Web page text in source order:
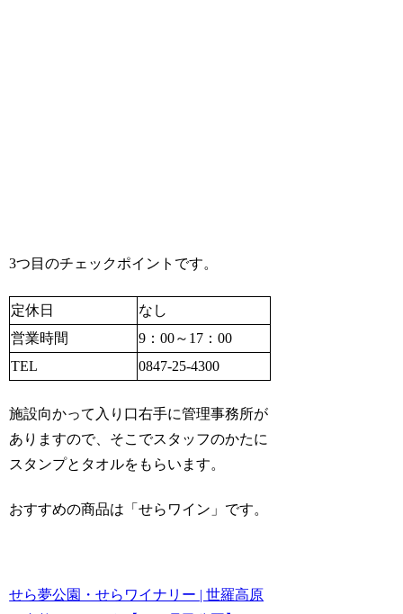
3つ目のチェックポイントです。
定休日
なし
営業時間
9：00～17：00
TEL
0847-25-4300
施設向かって入り口右手に管理事務所が
ありますので、そこでスタッフのかたに
スタンプとタオルをもらいます。
おすすめの商品は「せらワイン」です。
せら夢公園・せらワイナリー | 世羅高原